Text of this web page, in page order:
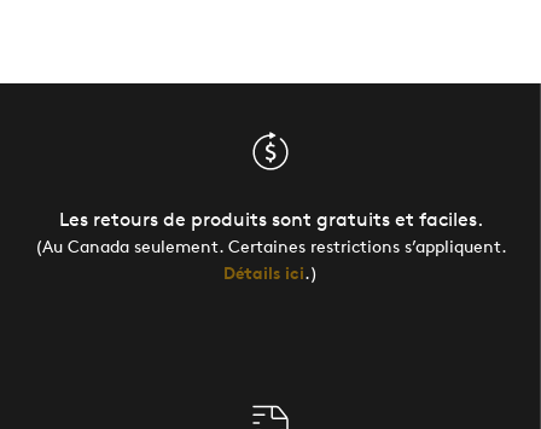
Les retours de produits sont gratuits et faciles.
(Au Canada seulement. Certaines restrictions s’appliquent.
Détails ici.)